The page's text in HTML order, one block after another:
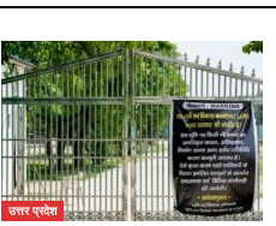
उत्तर प्रदेश